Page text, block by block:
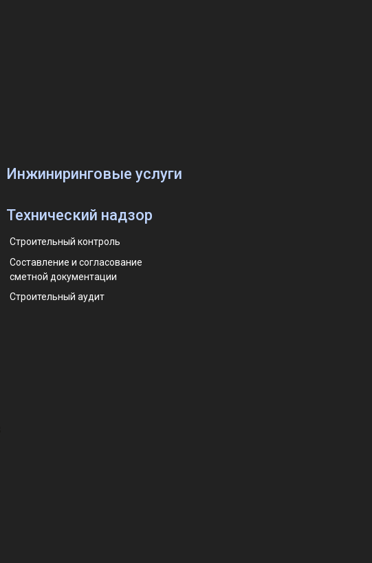
Технический надзор
Строительный аудит
Составление и согласование
сметной документации
Строительный контроль
Инжиниринговые услуги